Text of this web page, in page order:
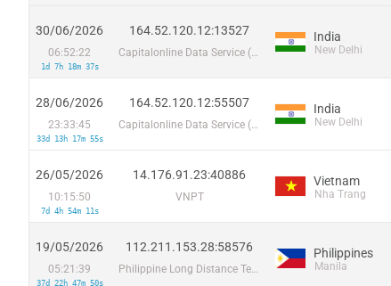
30/06/2026
06:52:22
1d 7h 18m 37s
164.52.120.12:13527
Capitalonline Data Service (HK) Co
India
New Delhi
28/06/2026
23:33:45
33d 13h 17m 55s
164.52.120.12:55507
Capitalonline Data Service (HK) Co
India
New Delhi
26/05/2026
10:15:50
7d 4h 54m 11s
14.176.91.23:40886
VNPT
Vietnam
Nha Trang
19/05/2026
05:21:39
37d 22h 47m 50s
112.211.153.28:58576
Philippine Long Distance Telephone Co.
Philippines
Manila